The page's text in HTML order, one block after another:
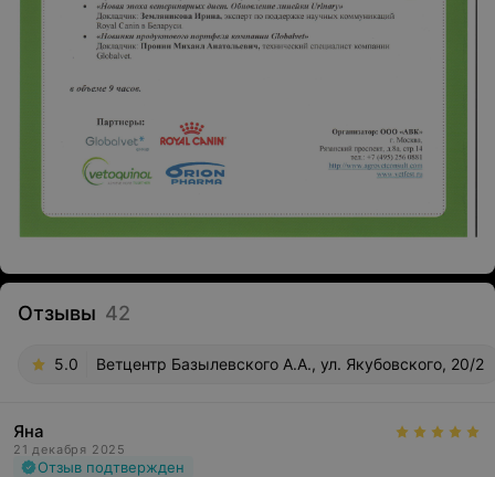
Отзывы 42
5.0 Ветцентр Базылевского А.А., ул. Якубовского, 20/2
Яна
21 декабря 2025
Отзыв подтвержден